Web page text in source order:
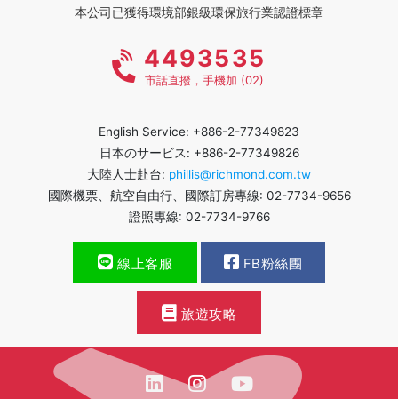
本公司已獲得環境部銀級環保旅行業認證標章
4493535
市話直撥，手機加 (02)
English Service: +886-2-77349823
日本のサービス: +886-2-77349826
大陸人士赴台: phillis@richmond.com.tw
國際機票、航空自由行、國際訂房專線: 02-7734-9656
證照專線: 02-7734-9766
線上客服 FB粉絲團
旅遊攻略